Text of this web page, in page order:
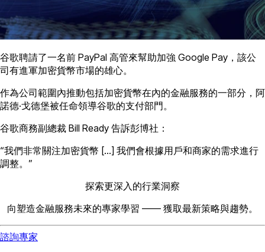
谷歌聘請了一名前 PayPal 高管來幫助加強 Google Pay，該公
司有進軍加密貨幣市場的雄心。
作為公司範圍內推動包括加密貨幣在內的金融服務的一部分，阿
諾德·戈德堡被任命領導谷歌的支付部門。
谷歌商務副總裁 Bill Ready 告訴彭博社：
“我們非常關注加密貨幣 […] 我們會根據用戶和商家的需求進行
調整。”
探索更深入的行業洞察
向塑造金融服務未來的專家學習 —— 獲取最新策略與趨勢。
諮詢專家